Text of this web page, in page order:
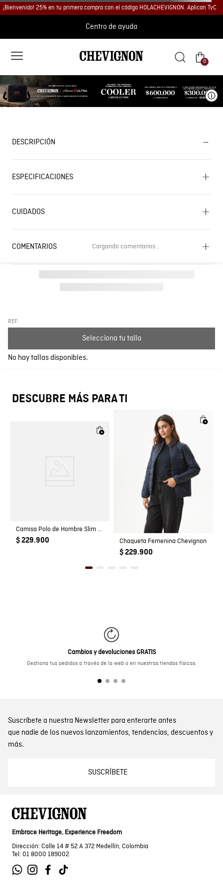
¡Bienvenido! 25% en tu primera compra con el código HOLACHEVIGNON. Aplican TyC
Centro de ayuda
0
REF:
Selecciona tu talla
No hay tallas disponibles.
DESCRIPCIÓN
ESPECIFICACIONES
CUIDADOS
COMENTARIOS Cargando comentarios…
Cargando el resumen…
Por favor, inicia sesión para escribir un comentario.
DESCUBRE MÁS PARA TI
Camisa Polo de Hombre Slim Fit Manga Corta con Pato Bordado en Relieve Tela Rib en 100% Algodón
$ 229.900 Chaqueta Femenina Chevignon
$ 229.900
Cambios y devoluciones GRATIS
Gestiona tus pedidos a través de la web o en nuestras tiendas físicas.
Suscríbete a nuestra Newsletter para enterarte antes
que nadie de los nuevos lanzamientos, tendencias, descuentos y
más.
SUSCRÍBETE
Embrace Heritage, Experience Freedom
Dirección: Calle 14 # 52 A 372 Medellín, Colombia
Tel: 01 8000 189002